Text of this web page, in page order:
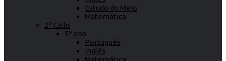
Estudo do Meio
Matemática
2º Ciclo
5º ano
Português
Inglês